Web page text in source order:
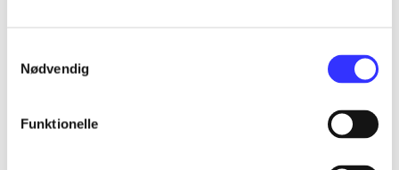
Nødvendig
Funktionelle